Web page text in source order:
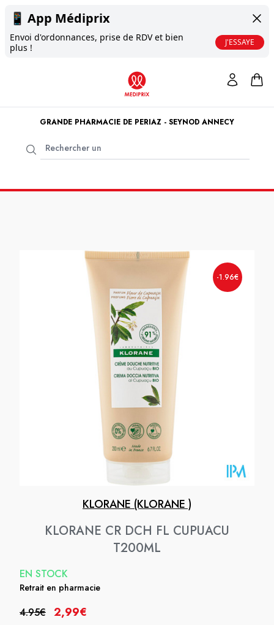
📱 App Médiprix
Envoi d'ordonnances, prise de RDV et bien
plus !
J'ESSAYE
GRANDE PHARMACIE DE PERIAZ - SEYNOD ANNECY
-1.96€
KLORANE (KLORANE )
KLORANE CR DCH FL CUPUACU
T200ML
EN STOCK
Retrait en pharmacie
4.95€ 2,99€